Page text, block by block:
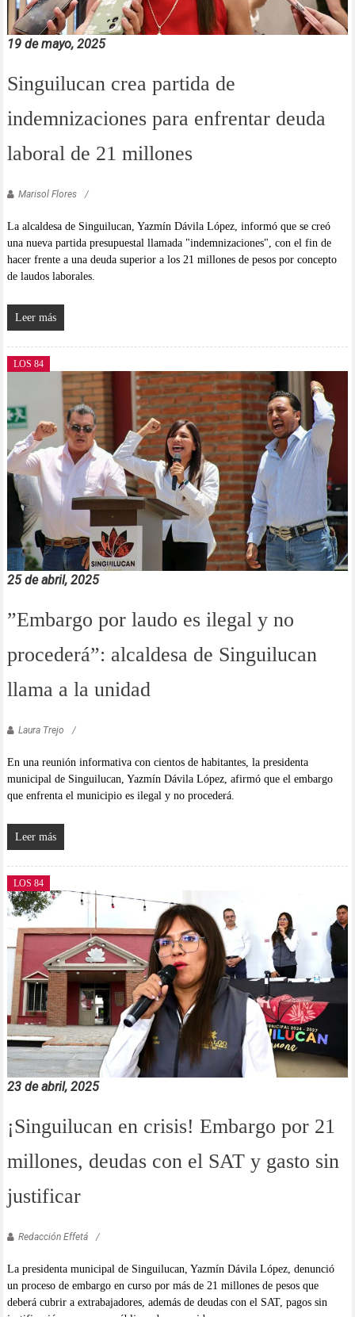
19 de mayo, 2025
Singuilucan crea partida de
indemnizaciones para enfrentar deuda
laboral de 21 millones
Marisol Flores
La alcaldesa de Singuilucan, Yazmín Dávila López, informó que se creó
una nueva partida presupuestal llamada "indemnizaciones", con el fin de
hacer frente a una deuda superior a los 21 millones de pesos por concepto
de laudos laborales.
Leer más
LOS 84
25 de abril, 2025
”Embargo por laudo es ilegal y no
procederá”: alcaldesa de Singuilucan
llama a la unidad
Laura Trejo
En una reunión informativa con cientos de habitantes, la presidenta
municipal de Singuilucan, Yazmín Dávila López, afirmó que el embargo
que enfrenta el municipio es ilegal y no procederá.
Leer más
LOS 84
23 de abril, 2025
¡Singuilucan en crisis! Embargo por 21
millones, deudas con el SAT y gasto sin
justificar
Redacción Effetá
La presidenta municipal de Singuilucan, Yazmín Dávila López, denunció
un proceso de embargo en curso por más de 21 millones de pesos que
deberá cubrir a extrabajadores, además de deudas con el SAT, pagos sin